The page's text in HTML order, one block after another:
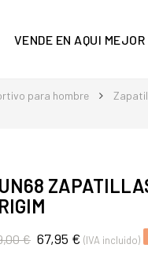
VENDE EN AQUI MEJOR
para hombre
€ 67,95 € (IVA incluido)